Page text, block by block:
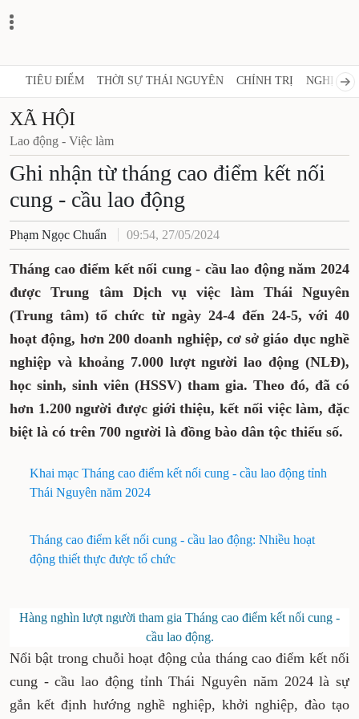
TIÊU ĐIỂM THỜI SỰ THÁI NGUYÊN CHÍNH TRỊ NGHỊ
XÃ HỘI
Lao động - Việc làm
Ghi nhận từ tháng cao điểm kết nối
cung - cầu lao động
Phạm Ngọc Chuẩn 09:54, 27/05/2024
Tháng cao điểm kết nối cung - cầu lao động năm 2024
được Trung tâm Dịch vụ việc làm Thái Nguyên
(Trung tâm) tổ chức từ ngày 24-4 đến 24-5, với 40
hoạt động, hơn 200 doanh nghiệp, cơ sở giáo dục nghề
nghiệp và khoảng 7.000 lượt người lao động (NLĐ),
học sinh, sinh viên (HSSV) tham gia. Theo đó, đã có
hơn 1.200 người được giới thiệu, kết nối việc làm, đặc
biệt là có trên 700 người là đồng bào dân tộc thiểu số.
Khai mạc Tháng cao điểm kết nối cung - cầu lao động tỉnh
Thái Nguyên năm 2024
Tháng cao điểm kết nối cung - cầu lao động: Nhiều hoạt
động thiết thực được tổ chức
Hàng nghìn lượt người tham gia Tháng cao điểm kết nối cung -
cầu lao động.
Nổi bật trong chuỗi hoạt động của tháng cao điểm kết nối
cung - cầu lao động tỉnh Thái Nguyên năm 2024 là sự
gắn kết định hướng nghề nghiệp, khởi nghiệp, đào tạo